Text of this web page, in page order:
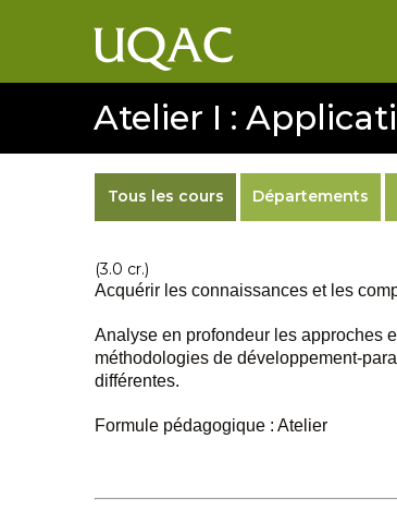
Atelier I :
Tous les cours Départements
(3.0 cr.)
Acquérir les connaissances et les
Analyse en profondeur les approches
méthodologies de développement-
différentes.
Formule pédagogique : Atelier